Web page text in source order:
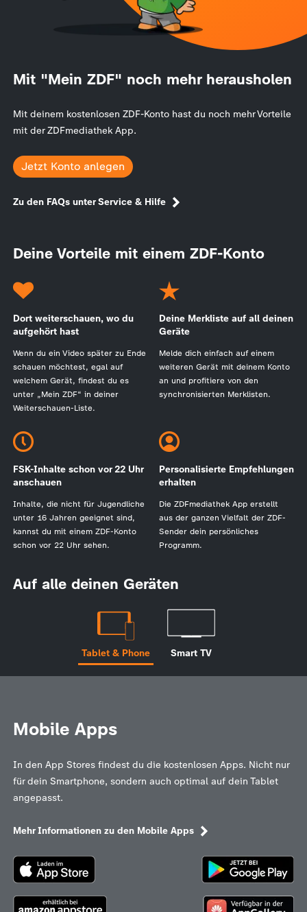
Mit "Mein ZDF" noch mehr herausholen
Mit deinem kostenlosen ZDF-Konto hast du noch mehr Vorteile
mit der ZDFmediathek App.
Jetzt Konto anlegen
Zu den FAQs unter Service & Hilfe
Deine Vorteile mit einem ZDF-Konto
Dort weiterschauen, wo du
aufgehört hast
Wenn du ein Video später zu Ende
schauen möchtest, egal auf
welchem Gerät, findest du es
unter „Mein ZDF“ in deiner
Weiterschauen-Liste.
Deine Merkliste auf all deinen
Geräte
Melde dich einfach auf einem
weiteren Gerät mit deinem Konto
an und profitiere von den
synchronisierten Merklisten.
FSK-Inhalte schon vor 22 Uhr
anschauen
Inhalte, die nicht für Jugendliche
unter 16 Jahren geeignet sind,
kannst du mit einem ZDF-Konto
schon vor 22 Uhr sehen.
Personalisierte Empfehlungen
erhalten
Die ZDFmediathek App erstellt
aus der ganzen Vielfalt der ZDF-
Sender dein persönliches
Programm.
Auf alle deinen Geräten
Tablet & Phone Smart TV
Mobile Apps
In den App Stores findest du die kostenlosen Apps. Nicht nur
für dein Smartphone, sondern auch optimal auf dein Tablet
angepasst.
Mehr Informationen zu den Mobile Apps